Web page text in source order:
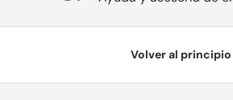
Volver al principio